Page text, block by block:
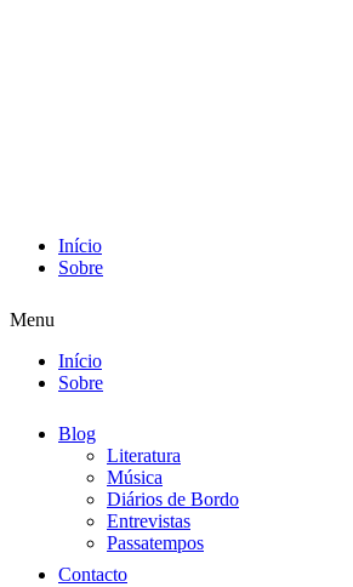
Início
Sobre
Menu
Início
Sobre
Blog
Literatura
Música
Diários de Bordo
Entrevistas
Passatempos
Contacto